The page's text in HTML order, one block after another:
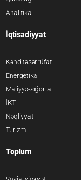
Analitika
İqtisadiyyat
Kənd təsərrüfatı
Energetika
Maliyyə-sığorta
İKT
Nəqliyyat
Turizm
Toplum